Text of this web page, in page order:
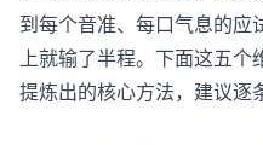
到每个音准、每口气息的应
上就输了半程。下面这五个
提炼出的核心方法，建议逐